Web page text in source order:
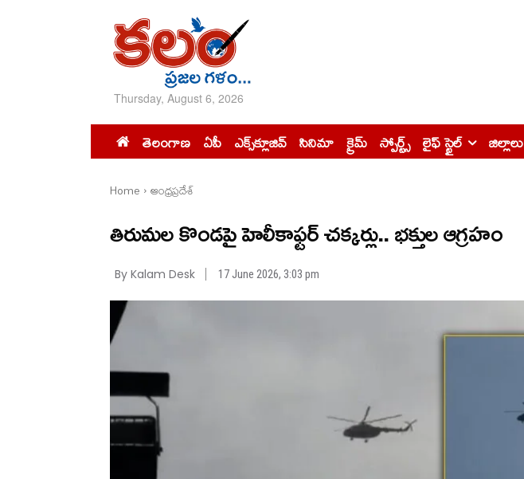
Thursday, August 6, 2026
తెలంగాణ ఏపీ ఎక్స్‌క్లూజివ్‌ సినిమా క్రైమ్ స్పోర్ట్స్ లైఫ్ స్టైల్ జిల్లాలు
Home ఆంధ్రప్రదేశ్
తిరుమ‌ల కొండ‌పై హెలీకాఫ్ట‌ర్ చ‌క్క‌ర్లు.. భ‌క్తుల ఆగ్ర‌హం
By Kalam Desk 17 June 2026, 3:03 pm